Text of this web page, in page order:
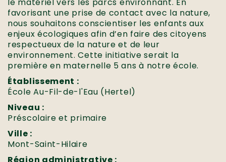
favorisant une prise de contact avec la nature,
nous souhaitons conscientiser les enfants aux
enjeux écologiques afin d’en faire des citoyens
respectueux de la nature et de leur
environnement. Cette initiative serait la
première en maternelle 5 ans à notre école.
Établissement :
École Au-Fil-de-l'Eau (Hertel)
Niveau :
Préscolaire et primaire
Ville :
Mont-Saint-Hilaire